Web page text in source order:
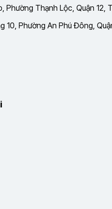
Phường Thạnh Lộc, Quận
10, Phường An Phú Đông,